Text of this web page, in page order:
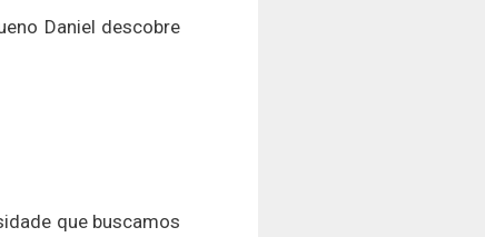
Daniel descobre
que buscamos